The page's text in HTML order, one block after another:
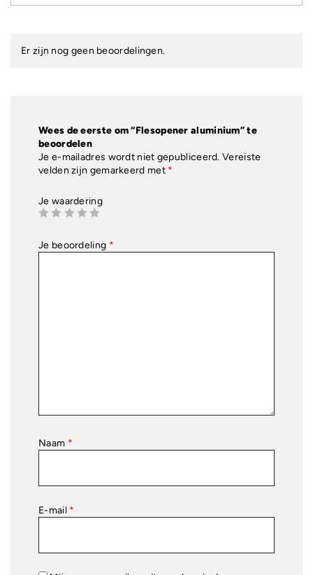
Er zijn nog geen beoordelingen.
Wees de eerste om “Flesopener aluminium” te
beoordelen
Je e-mailadres wordt niet gepubliceerd. Vereiste
velden zijn gemarkeerd met *
Je waardering
Je beoordeling *
Naam *
E-mail *